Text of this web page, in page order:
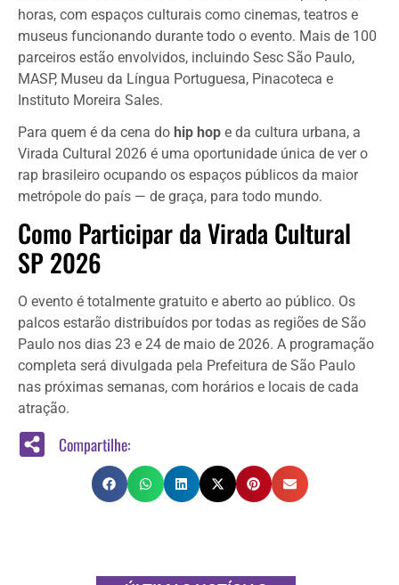
horas, com espaços culturais como cinemas, teatros e
museus funcionando durante todo o evento. Mais de 100
parceiros estão envolvidos, incluindo Sesc São Paulo,
MASP, Museu da Língua Portuguesa, Pinacoteca e
Instituto Moreira Sales.
Para quem é da cena do hip hop e da cultura urbana, a
Virada Cultural 2026 é uma oportunidade única de ver o
rap brasileiro ocupando os espaços públicos da maior
metrópole do país — de graça, para todo mundo.
Como Participar da Virada Cultural
SP 2026
O evento é totalmente gratuito e aberto ao público. Os
palcos estarão distribuídos por todas as regiões de São
Paulo nos dias 23 e 24 de maio de 2026. A programação
completa será divulgada pela Prefeitura de São Paulo
nas próximas semanas, com horários e locais de cada
atração.
Compartilhe: